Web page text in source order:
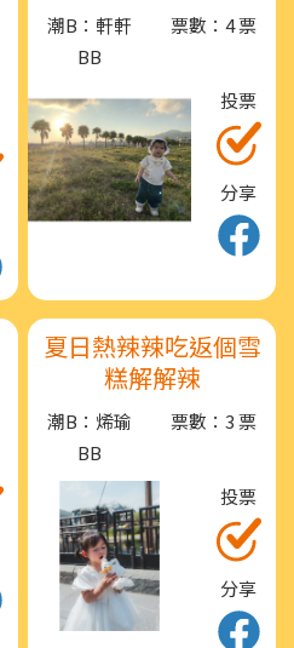
潮B：軒軒
BB
票數：4 票
投票
分享
夏日熱辣辣吃返個雪
糕解解辣
潮B：烯瑜
BB
票數：3 票
投票
分享